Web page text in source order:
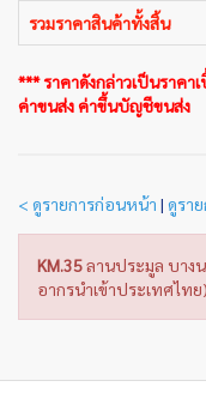
รวมราคาสินค้าทั้งสิ้น
*** ราคาดังกล่าวเป็นราคา
ค่าขนส่ง ค่าขึ้นบัญชีขนส่ง
< ดูรายการก่อนหน้า | ดูรา
KM.35ลานประมูล บาง
อากรนำเข้าประเทศไทย)